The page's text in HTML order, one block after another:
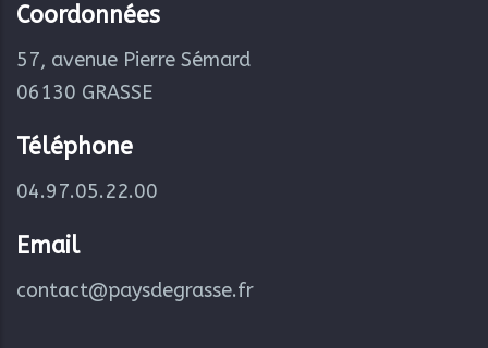
Coordonnées
57, avenue Pierre Sémard
06130 GRASSE
Téléphone
04.97.05.22.00
Email
contact@paysdegrasse.fr